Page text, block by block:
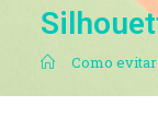
. Como